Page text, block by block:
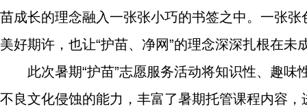
苗成长的理念融入一张张小巧的书签之中。一张
美好期许，也让“护苗、净网”的理念深深扎根在未
此次暑期“护苗”志愿服务活动将知识性、趣
不良文化侵蚀的能力，丰富了暑期托管课程内容